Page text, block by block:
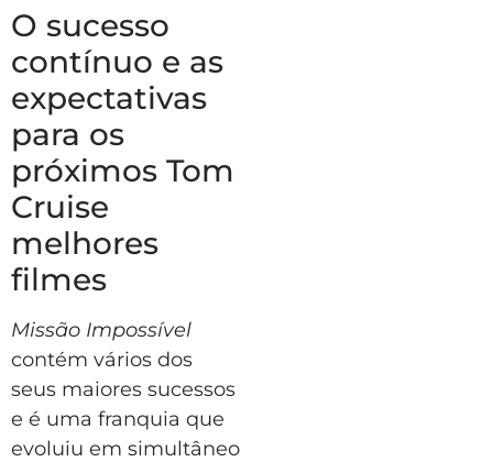
O sucesso
contínuo e as
expectativas
para os
próximos Tom
Cruise
melhores
filmes
Missão Impossível
contém vários dos
seus maiores sucessos
e é uma franquia que
evoluiu em simultâneo